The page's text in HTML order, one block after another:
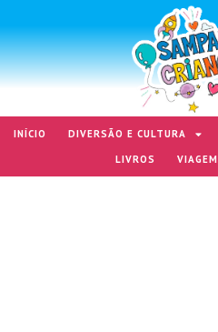
INÍCIO DIVERSÃO E CULTURA
LIVROS
VIAGEM